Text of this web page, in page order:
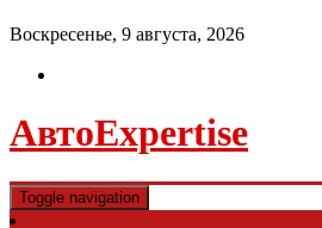
Воскресенье, 9 августа, 2026
АвтоExpertise
Toggle navigation